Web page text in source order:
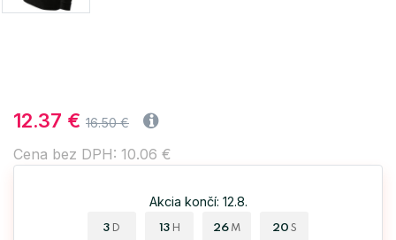
12.37 € 16.50 €
Cena bez DPH: 10.06 €
Akcia končí: 12.8.
3 D 13 H 26 M 19 S